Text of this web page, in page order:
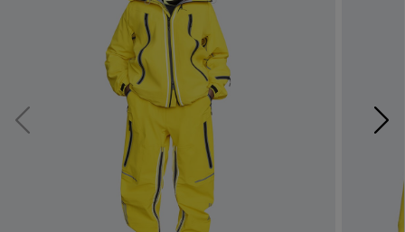
サマー 26 コレクションLOOK
日本限定モデル
スノーグース
メイドインジャパンTシャツ
アウターウェア
アパレル
サマー 26 コレクションLOOK
日本限定モデル
スノーグース
メイドインジャパンTシャツ
アウターウェア
アパレル
コレクション
品の価値を受け継いでいきます。
アーカイブの希少なピースもご覧いただけます。
詳しく見る
下取り申請